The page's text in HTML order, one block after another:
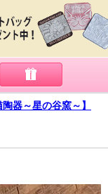
陶器～星の谷窯～】